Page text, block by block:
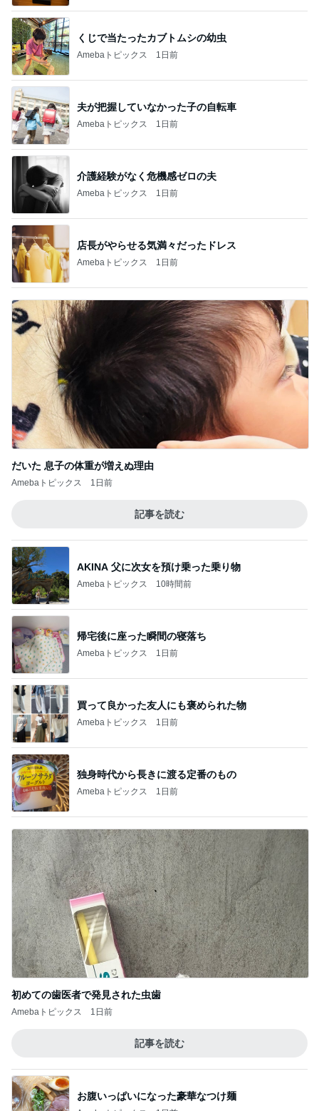
くじで当たったカブトムシの幼虫
Amebaトピックス 1日前
夫が把握していなかった子の自転車
Amebaトピックス 1日前
介護経験がなく危機感ゼロの夫
Amebaトピックス 1日前
店長がやらせる気満々だったドレス
Amebaトピックス 1日前
だいた 息子の体重が増えぬ理由
Amebaトピックス 1日前
記事を読む
AKINA 父に次女を預け乗った乗り物
Amebaトピックス 10時間前
帰宅後に座った瞬間の寝落ち
Amebaトピックス 1日前
買って良かった友人にも褒められた物
Amebaトピックス 1日前
独身時代から長きに渡る定番のもの
Amebaトピックス 1日前
初めての歯医者で発見された虫歯
Amebaトピックス 1日前
記事を読む
お腹いっぱいになった豪華なつけ麺